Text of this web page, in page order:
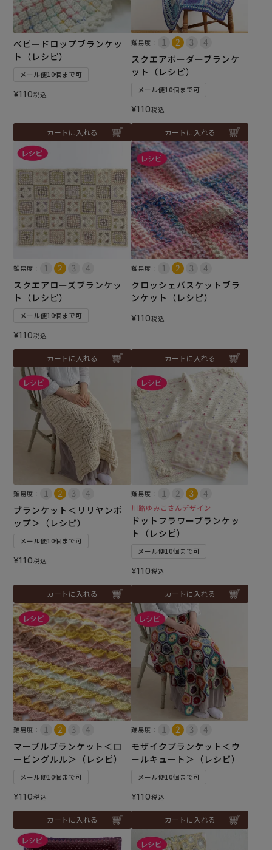
ベビードロップブランケッ
ト（レシピ）
メール便10個まで可
¥110税込
カートに入れる
難易度：
スクエアボーダーブランケ
ット（レシピ）
メール便10個まで可
¥110税込
カートに入れる
難易度：
スクエアローズブランケッ
ト（レシピ）
メール便10個まで可
¥110税込
カートに入れる
難易度：
クロッシェバスケットブラ
ンケット（レシピ）
¥110税込
カートに入れる
難易度：
ブランケット＜リリヤンポ
ップ＞（レシピ）
メール便10個まで可
¥110税込
カートに入れる
難易度：
川路ゆみこさんデザイン
ドットフラワーブランケッ
ト（レシピ）
メール便10個まで可
¥110税込
カートに入れる
難易度：
マーブルブランケット＜ロ
ービングルル＞（レシピ）
メール便10個まで可
¥110税込
カートに入れる
難易度：
モザイクブランケット＜ウ
ールキュート＞（レシピ）
メール便10個まで可
¥110税込
カートに入れる